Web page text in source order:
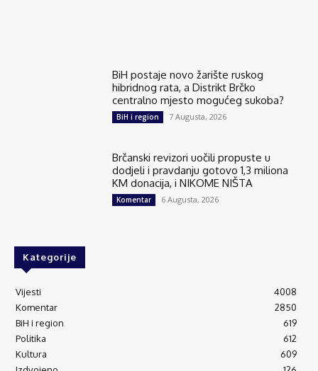
BiH postaje novo žarište ruskog
hibridnog rata, a Distrikt Brčko
centralno mjesto mogućeg sukoba?
BiH i region 7 Augusta, 2026
Brčanski revizori uočili propuste u
dodjeli i pravdanju gotovo 1,3 miliona
KM donacija, i NIKOME NIŠTA
Komentar 6 Augusta, 2026
Kategorije
Vijesti
4008
Komentar
2850
BiH i region
619
Politika
612
Kultura
609